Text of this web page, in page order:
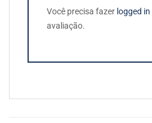
Você precisa fazer logged in
avaliação.